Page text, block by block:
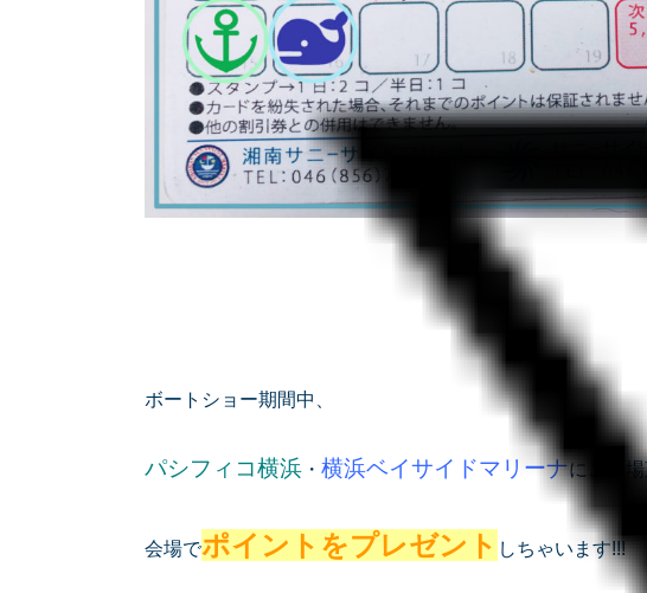
ボートショー期間中、
パシフィコ横浜 ・ 横浜ベイサイドマリーナにご来
会場でポイントをプレゼント しちゃいます!!!